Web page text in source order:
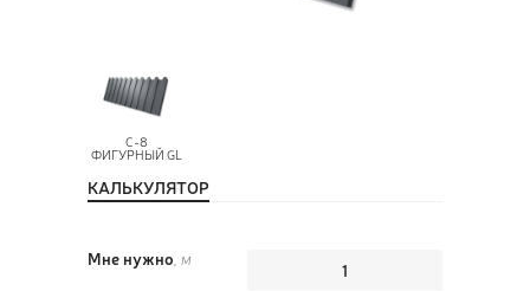
С-8
ФИГУРНЫЙ GL
КАЛЬКУЛЯТОР
Мне нужно , м